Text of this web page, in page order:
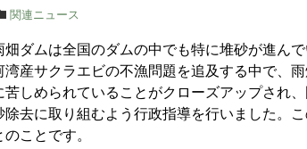
関連ニュース
ダムは全国のダムの中でも特に堆砂が進んで
産サクラエビの不漁問題を追及する中で、
しめられていることがクローズアップされ
除去に取り組むよう行政指導を行いました。
ことです。